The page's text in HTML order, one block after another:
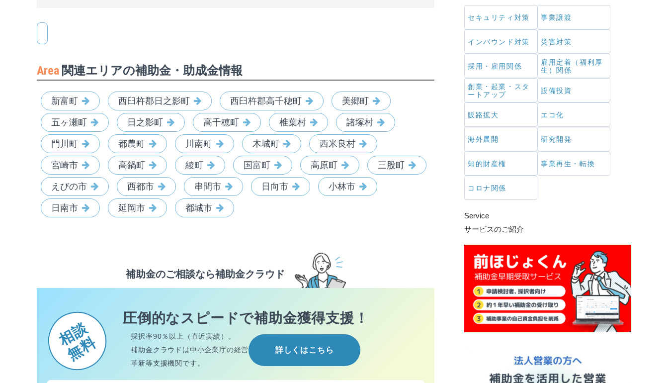
Area 関連エリアの補助金・助成金情報
新富町 西臼杵郡日之影町 西臼杵郡高千穂町 美郷町
五ヶ瀬町 日之影町 高千穂町 椎葉村 諸塚村
門川町 都農町 川南町 木城町 西米良村
宮崎市 高鍋町 綾町 国富町 高原町 三股町
えびの市 西都市 串間市 日向市 小林市
日南市 延岡市 都城市
補助金のご相談なら補助金クラウド
相談
無料
圧倒的なスピードで補助金獲得支援！
採択率90％以上（直近実績）。
補助金クラウドは中小企業庁の経営
革新等支援機関です。
詳しくはこちら
セキュリティ対策 事業譲渡
インバウンド対策 災害対策
採用・雇用関係
雇用定着（福利厚
生）関係
創業・起業・スタ
ートアップ
設備投資
販路拡大 エコ化
海外展開 研究開発
知的財産権 事業再生・転換
コロナ関係
Service
サービスのご紹介